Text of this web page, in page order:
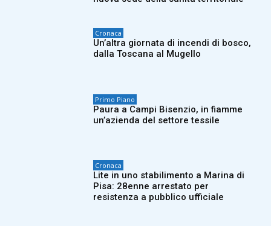
Cronaca
Un’altra giornata di incendi di bosco,
dalla Toscana al Mugello
Primo Piano
Paura a Campi Bisenzio, in fiamme
un’azienda del settore tessile
Cronaca
Lite in uno stabilimento a Marina di
Pisa: 28enne arrestato per
resistenza a pubblico ufficiale